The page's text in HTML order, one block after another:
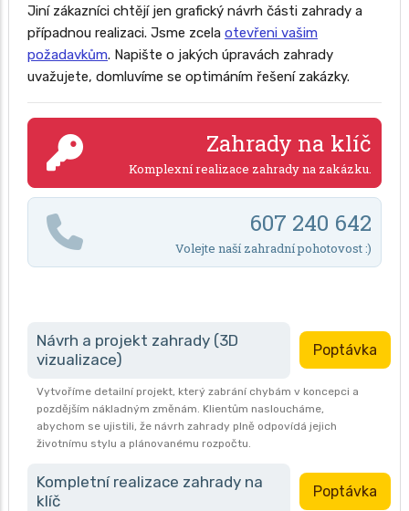
Jiní zákazníci chtějí jen grafický návrh části zahrady a
případnou realizaci. Jsme zcela otevřeni vašim
požadavkům. Napište o jakých úpravách zahrady
uvažujete, domluvíme se optimáním řešení zakázky.
Zahrady na klíč
Komplexní realizace zahrady na zakázku.
607 240 642
Volejte naší zahradní pohotovost :)
Návrh a projekt zahrady (3D
vizualizace)
Poptávka
Vytvoříme detailní projekt, který zabrání chybám v koncepci a
pozdějším nákladným změnám. Klientům nasloucháme,
abychom se ujistili, že návrh zahrady plně odpovídá jejich
životnímu stylu a plánovanému rozpočtu.
Kompletní realizace zahrady na
klíč
Poptávka